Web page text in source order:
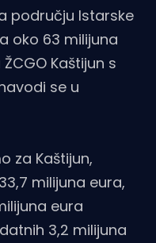
području Istarske
oko 63 milijuna
Kaštijun s
se u
za Kaštijun,
milijuna eura,
eura
3,2 milijuna